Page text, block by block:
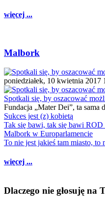
więcej ...
Malbork
poniedziałek, 10 kwietnia 2017
Spotkali się, by oszacować
Fundacja „Mater Dei”, ta sama
Sukces jest (z) kobietą
Tak się bawi, tak się bawi
Malbork w Europarlamencie
To nie jest jakieś tam miasto, to
więcej ...
Dlaczego nie głosuję na